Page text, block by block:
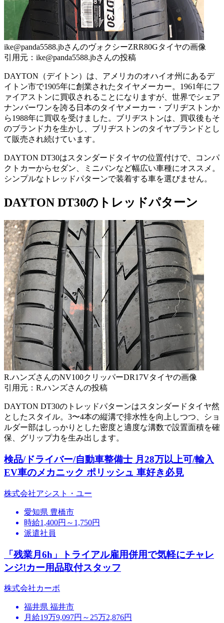
ike@panda5588.jbさんのヴォクシーZRR80Gタイヤの画像
引用元：ike@panda5588.jbさんの投稿
DAYTON（デイトン）は、アメリカのオハイオ州にあるデ
イトン市で1905年に創業されたタイヤメーカー。1961年にフ
ァイアストンに買収されることになりますが、世界でシェア
ナンバーワンを誇る日本のタイヤメーカー・ブリヂストンか
ら1988年に買収を受けました。ブリヂストンは、買収後もそ
のブランド力を生かし、ブリヂストンのタイヤブランドとし
て販売され続けています。
DAYTON DT30はスタンダードタイヤの位置付けで、コンパ
クトカーからセダン、ミニバンなど幅広い車種にオススメ。
シンプルなトレッドパターンで装着する車を選びません。
DAYTON DT30のトレッドパターン
R.ハンズさんのNV100クリッパーDR17Vタイヤの画像
引用元：R.ハンズさんの投稿
DAYTON DT30のトレッドパターンはスタンダードタイヤ然
としたスタイル。3〜4本の縦溝で排水性を向上しつつ、ショ
ルダー部はしっかりとした密度と適度な溝数で設置面積を確
保、グリップ力を生み出します。
検品/ドライバー/自動車整備士 月28万以上可/輸入
EV車のメカニック ポリッシュ 車好き必見
株式会社アシスト・ユー
愛知県 豊橋市
時給1,400円～1,750円
派遣社員
「残業月6h」トライアル雇用併用で気軽にチャレ
ンジ!カー用品取付スタッフ
株式会社カーボ
福井県 福井市
月給19万9,097円～25万2,876円